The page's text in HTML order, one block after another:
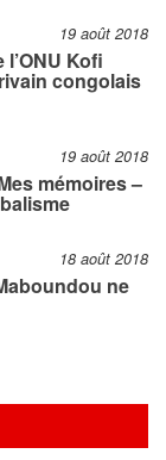
19 août 2018
Kofi
congolais
19 août 2018
mémoires –
18 août 2018
ne